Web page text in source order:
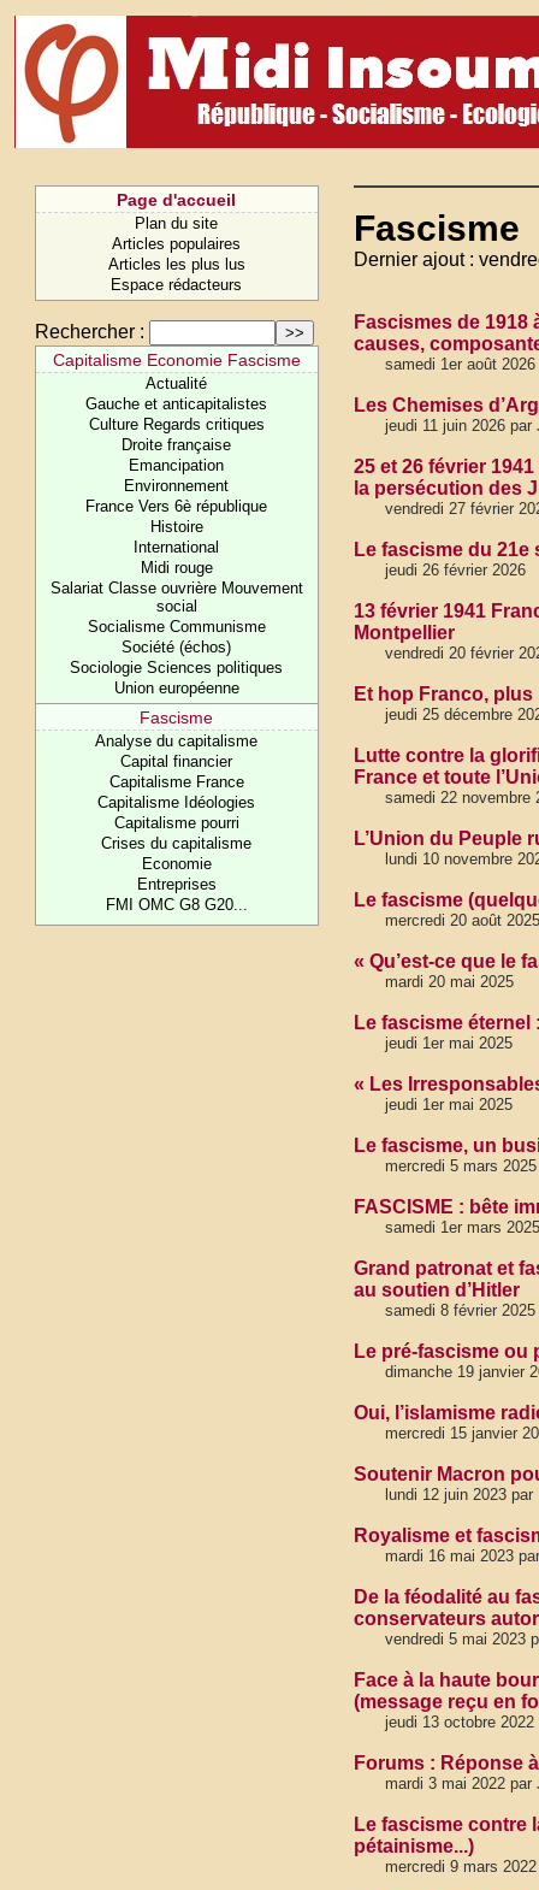
Page d'accueil
Plan du site
Articles populaires
Articles les plus lus
Espace rédacteurs
Rechercher :
Capitalisme Economie Fascisme
Actualité
Gauche et anticapitalistes
Culture Regards critiques
Droite française
Emancipation
Environnement
France Vers 6è république
Histoire
International
Midi rouge
Salariat Classe ouvrière Mouvement
social
Socialisme Communisme
Société (échos)
Sociologie Sciences politiques
Union européenne
Fascisme
Analyse du capitalisme
Capital financier
Capitalisme France
Capitalisme Idéologies
Capitalisme pourri
Crises du capitalisme
Economie
Entreprises
FMI OMC G8 G20...
Fascisme
Dernier ajout :
Fascismes de 1918
causes,
samedi 1er août
Les Chemises
jeudi 11 juin 2026
25 et 26 février
la persécution des
vendredi 27 février
Le fascisme du 21e
jeudi 26 février 2026
13 février 1941
Montpellier
vendredi 20 février
Et hop Franco,
jeudi 25 décembre
Lutte contre la
France et toute
samedi 22 novembre
L’Union du Peuple
lundi 10 novembre
Le fascisme
mercredi 20 août
« Qu’est-ce que le
mardi 20 mai 2025
Le fascisme
jeudi 1er mai 2025
« Les
jeudi 1er mai 2025
Le fascisme, un
mercredi 5 mars 2025
FASCISME : bête
samedi 1er mars
Grand patronat et
au soutien d’Hitler
samedi 8 février
Le pré-fascisme ou
dimanche 19 janvier
Oui, l’islamisme
mercredi 15 janvier
Soutenir Macron
lundi 12 juin 2023 par
Royalisme et
mardi 16 mai 2023
De la féodalité au
conservateurs
vendredi 5 mai 2023
Face à la haute
(message reçu en
jeudi 13 octobre 2022
Forums : Réponse
mardi 3 mai 2022
Le fascisme contre
pétainisme...)
mercredi 9 mars 2022